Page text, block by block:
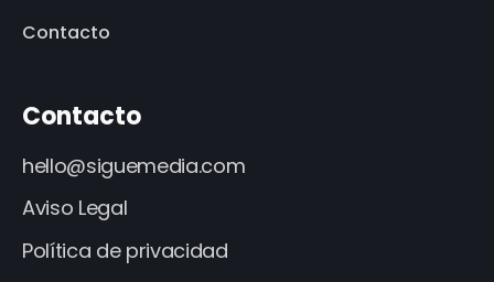
Contacto
Contacto
hello@siguemedia.com
Aviso Legal
Política de privacidad